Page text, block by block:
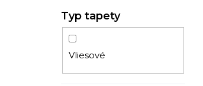
Typ tapety
Vliesové